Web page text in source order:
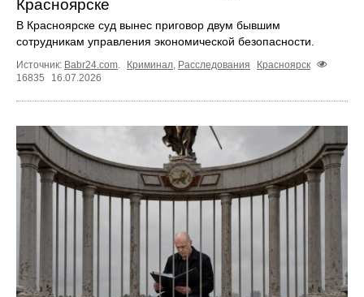
Красноярске
В Красноярске суд вынес приговор двум бывшим
сотрудникам управления экономической безопасности.
Источник: Babr24.com. Криминал, Расследования
Красноярск
16835
16.07.2026